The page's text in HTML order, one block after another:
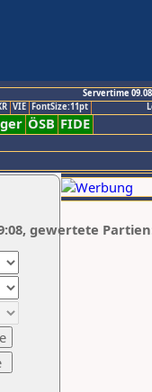
Servertime
VIE FontSize:11pt
ÖSB FIDE
gewertete